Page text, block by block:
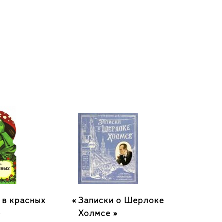
красных
Записки о Шерлоке
Холмсе »